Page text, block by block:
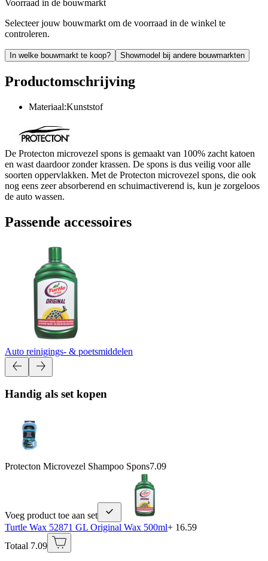
Voorraad in de bouwmarkt
Selecteer jouw bouwmarkt om de voorraad in de winkel te
controleren.
In welke bouwmarkt te koop? Showmodel bij andere bouwmarkten
Productomschrijving
Materiaal:Kunststof
De Protecton microvezel spons is gemaakt van 100% zacht katoen
en wast daardoor zonder krassen. De spons is dus veilig voor alle
soorten oppervlakken. Met de Protecton microvezel spons, die ook
nog eens zeer absorberend en schuimactiverend is, kun je zorgeloos
de auto wassen.
Passende accessoires
Auto reinigings- & poetsmiddelen
Handig als set kopen
Protecton Microvezel Shampoo Spons7.09
Voeg product toe aan set
Turtle Wax 52871 GL Original Wax 500ml+ 16.59
Totaal 7.09